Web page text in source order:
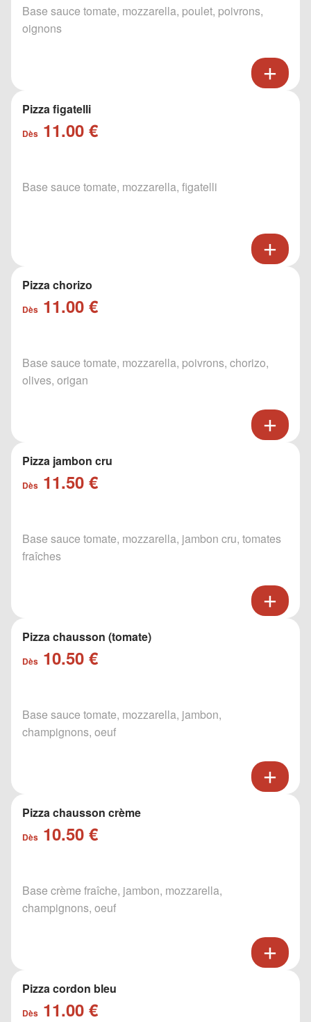
Base sauce tomate, mozzarella, poulet, poivrons,
oignons
Pizza figatelli
Dès 11.00 €
Base sauce tomate, mozzarella, figatelli
Pizza chorizo
Dès 11.00 €
Base sauce tomate, mozzarella, poivrons, chorizo,
olives, origan
Pizza jambon cru
Dès 11.50 €
Base sauce tomate, mozzarella, jambon cru, tomates
fraîches
Pizza chausson (tomate)
Dès 10.50 €
Base sauce tomate, mozzarella, jambon,
champignons, oeuf
Pizza chausson crème
Dès 10.50 €
Base crème fraîche, jambon, mozzarella,
champignons, oeuf
Pizza cordon bleu
Dès 11.00 €